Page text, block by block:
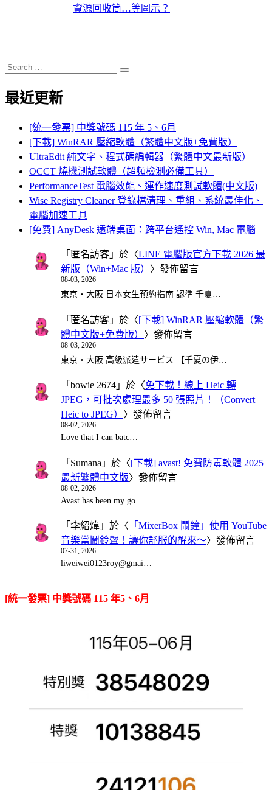
資源回收筒…等圖示？
Search
for:
Search
最近更新
[統一發票] 中獎號碼 115 年 5、6月
[下載] WinRAR 壓縮軟體（繁體中文版+免費版）
UltraEdit 純文字、程式碼編輯器（繁體中文最新版）
OCCT 燒機測試軟體（超頻檢測必備工具）
PerformanceTest 電腦效能、運作速度測試軟體(中文版)
Wise Registry Cleaner 登錄檔清理、重組、系統最佳化、
電腦加速工具
[免費] AnyDesk 遠端桌面：跨平台遙控 Win, Mac 電腦
「 匿名訪客 」於〈LINE 電腦版官方下載 2026 最
新版（Win+Mac 版） 〉發佈留言
08-03, 2026
東京・大阪 日本女生預約指南 認準 千夏…
「 匿名訪客 」於〈[下載] WinRAR 壓縮軟體（繁
體中文版+免費版） 〉發佈留言
08-03, 2026
東京・大阪 高級派遣サービス 【千夏の伊…
「 bowie 2674 」於〈免下載！線上 Heic 轉
JPEG，可批次處理最多 50 張照片！（Convert
Heic to JPEG） 〉發佈留言
08-02, 2026
Love that I can batc…
「 Sumana 」於〈[下載] avast! 免費防毒軟體 2025
最新繁體中文版〉發佈留言
08-02, 2026
Avast has been my go…
「 李紹煒 」於〈 「MixerBox 鬧鐘」使用 YouTube
音樂當鬧鈴聲！讓你舒服的醒來～〉發佈留言
07-31, 2026
liweiwei0123roy@gmai…
[統一發票] 中獎號碼 115 年5、6月